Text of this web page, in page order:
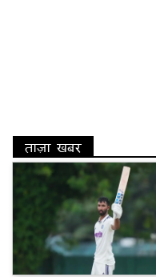
ताज़ा खबर